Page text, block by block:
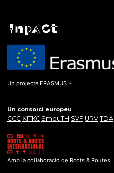
Un projecte ERASMUS +
Un consorci europeu
CCC KITKC SmouTH SVF URV TDA
Amb la col·laboració de Roots & Routes